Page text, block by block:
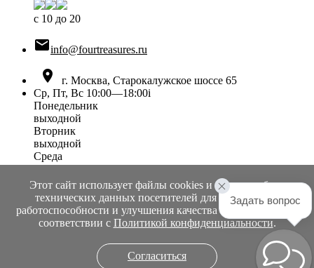
Этот сайт использует файлы cookies и сервисы сбора
технических данных посетителей для обеспечения
работоспособности и улучшения качества обслуживания в
соответствии с Политикой конфиденциальности.
Согласиться
с 10 до 20
info@fourtreasures.ru

г. Москва, Старокалужское шоссе 65
Ср, Пт, Вс 10:00—18:00i
Понедельник
выходной
Вторник
выходной
Среда
10:00 — 18:00
Четверг
выходной
Пятница
10:00 — 18:00
Задать вопрос